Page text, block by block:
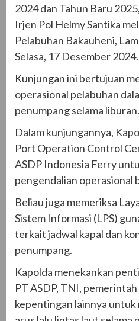
2024 dan Tahun Baru
Irjen Pol Helmy Santika
Pelabuhan Bakauheni,
Selasa, 17 Desember 2024.
Kunjungan ini bertujuan
operasional pelabuhan
penumpang selama liburan.
Dalam kunjungannya,
Port Operation Control
ASDP Indonesia Ferry
pengendalian operasional
Beliau juga memeriksa
Sistem Informasi (LPS)
terkait jadwal kapal dan
penumpang.
Kapolda menekankan
PT ASDP, TNI,
kepentingan lainnya untuk